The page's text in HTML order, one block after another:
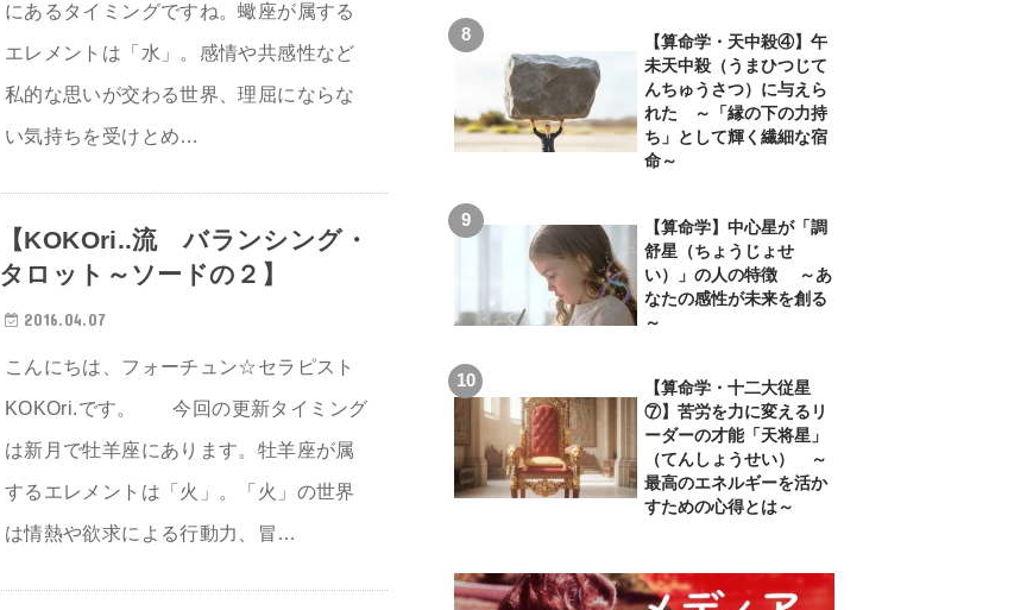
にあるタイミングですね。蠍座が属する
エレメントは「水」。感情や共感性など
私的な思いが交わる世界、理屈にならな
い気持ちを受けとめ…
【KOKOri..流 バランシング・
タロット～ソードの２】
2016.04.07
こんにちは、フォーチュン☆セラピスト
KOKOri.です。 今回の更新タイミング
は新月で牡羊座にあります。牡羊座が属
するエレメントは「火」。「火」の世界
は情熱や欲求による行動力、冒…
【算命学・天中殺④】午
未天中殺（うまひつじて
んちゅうさつ）に与えら
れた ～「縁の下の力持
ち」として輝く繊細な宿
命～
【算命学】中心星が「調
舒星（ちょうじょせ
い）」の人の特徴 ～あ
なたの感性が未来を創る
～
【算命学・十二大従星
⑦】苦労を力に変えるリ
ーダーの才能「天将星」
（てんしょうせい） ～
最高のエネルギーを活か
すための心得とは～